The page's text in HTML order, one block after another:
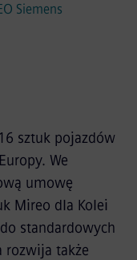
Siemens
sztuk pojazdów
We
umowę
Mireo dla Kolei
standardowych
rozwija także